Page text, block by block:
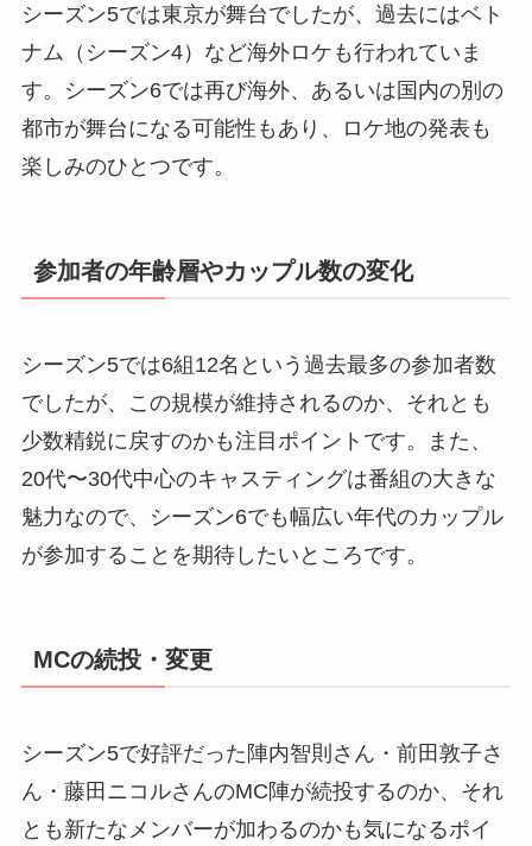
シーズン5では東京が舞台でしたが、過去にはベト
ナム（シーズン4）など海外ロケも行われていま
す。シーズン6では再び海外、あるいは国内の別の
都市が舞台になる可能性もあり、ロケ地の発表も
楽しみのひとつです。
参加者の年齢層やカップル数の変化
シーズン5では6組12名という過去最多の参加者数
でしたが、この規模が維持されるのか、それとも
少数精鋭に戻すのかも注目ポイントです。また、
20代〜30代中心のキャスティングは番組の大きな
魅力なので、シーズン6でも幅広い年代のカップル
が参加することを期待したいところです。
MCの続投・変更
シーズン5で好評だった陣内智則さん・前田敦子さ
ん・藤田ニコルさんのMC陣が続投するのか、それ
とも新たなメンバーが加わるのかも気になるポイ